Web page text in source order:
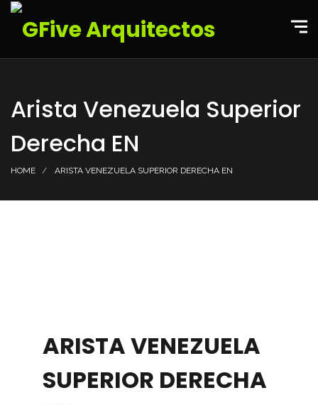
Arista Venezuela Superior
Derecha EN
HOME ARISTA VENEZUELA SUPERIOR DERECHA EN
ARISTA VENEZUELA
SUPERIOR DERECHA